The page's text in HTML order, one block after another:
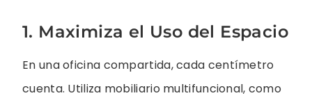
1. Maximiza el Uso del Espacio
En una oficina compartida, cada centímetro
cuenta. Utiliza mobiliario multifuncional, como